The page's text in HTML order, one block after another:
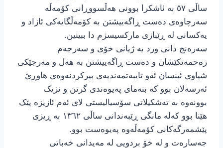
ساڵی ٥٧ بە ئاشکرا بوونی هەڵسووڕانی کۆمەڵە
سەرچاوەی دەست ڕاگەییشتن بە کۆمەڵگایەکی ئازاد و
یەکسانی لە ڕێبازی مارکسیسزم دا ببینین.
سەرەنج دانی ورد بە ژیانی خۆی و سەرجەم
زەحمەتکێشان و دەست ڕاگەییشتن بە هەل و مەرجێکی
شیاوی ئینسان ئەو تایبەتمەندیەی بیرکردنەوەی هاوڕێ
ئەرسەلان بوو کە بنەمای پەیوەندی گرتن و نزیک
بوونەوە بە تەشکیلاتی سۆسیالیستی لای ئەم ئازیزە پێک
هێنا بوو کەلە مانگی ڕێبەندانی ساڵی ١٣٦٢ بە ڕیزی
پێشمەرگەکانی کۆمەڵەوە پەیوەست بوو.
جەسارەت و لە خۆ بردویی لە مەیدانی خەباتی